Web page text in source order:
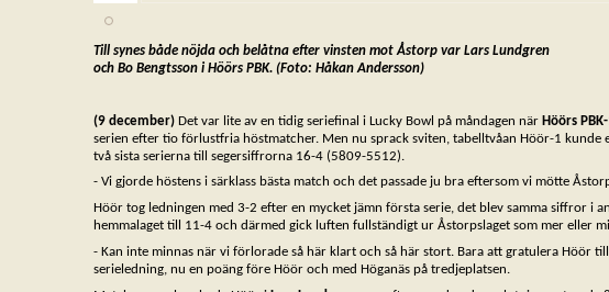
Till synes både nöjda och belåtna efter vinsten mot Åstorp var Lars Lundgren
och Bo Bengtsson i Höörs PBK. (Foto: Håkan Andersson)
(9 december)Det var lite av en tidig seriefinal i Lucky Bowl på måndagen när Höörs
serien efter tio förlustfria höstmatcher. Men nu sprack sviten, tabelltvåan Höör-1
två sista serierna till segersiffrorna 16-4 (5809-5512).
- Vi gjorde höstens i särklass bästa match och det passade ju bra eftersom vi mötte
Höör tog ledningen med 3-2 efter en mycket jämn första serie, det blev samma siffror i
hemmalaget till 11-4 och därmed gick luften fullständigt ur Åstorpslaget som mer eller
- Kan inte minnas när vi förlorade så här klart och så här stort. Bara att gratulera Höör
serieledning, nu en poäng före Höör och med Höganäs på tredjeplatsen.